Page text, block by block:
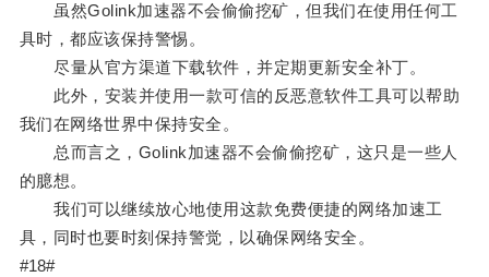
虽然Golink加速器不会偷偷挖矿，但我们在使用任何工
具时，都应该保持警惕。
尽量从官方渠道下载软件，并定期更新安全补丁。
此外，安装并使用一款可信的反恶意软件工具可以帮助
我们在网络世界中保持安全。
总而言之，Golink加速器不会偷偷挖矿，这只是一些人
的臆想。
我们可以继续放心地使用这款免费便捷的网络加速工
具，同时也要时刻保持警觉，以确保网络安全。
#18#